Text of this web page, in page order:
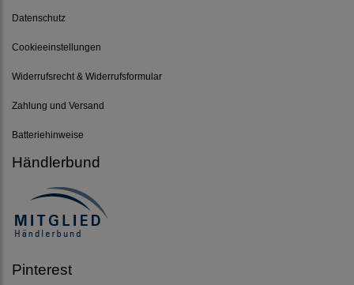
Datenschutz
Cookieeinstellungen
Widerrufsrecht & Widerrufsformular
Zahlung und Versand
Batteriehinweise
Händlerbund
Pinterest